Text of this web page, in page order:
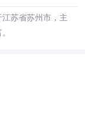
苏省苏州市，主